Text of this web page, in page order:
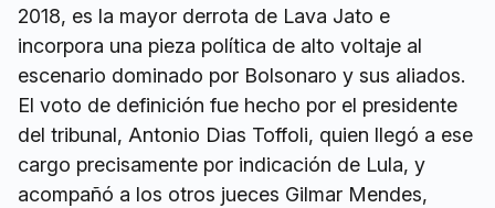
2018, es la mayor derrota de Lava Jato e
incorpora una pieza política de alto voltaje al
escenario dominado por Bolsonaro y sus aliados.
El voto de definición fue hecho por el presidente
del tribunal, Antonio Dias Toffoli, quien llegó a ese
cargo precisamente por indicación de Lula, y
acompañó a los otros jueces Gilmar Mendes,